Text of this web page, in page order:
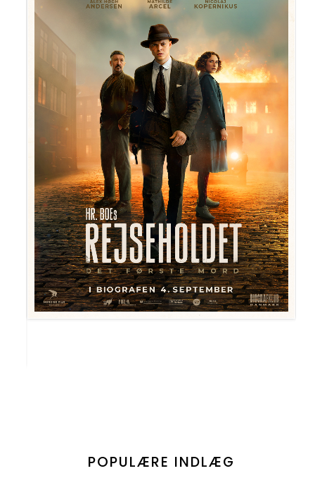
POPULÆRE INDLÆG